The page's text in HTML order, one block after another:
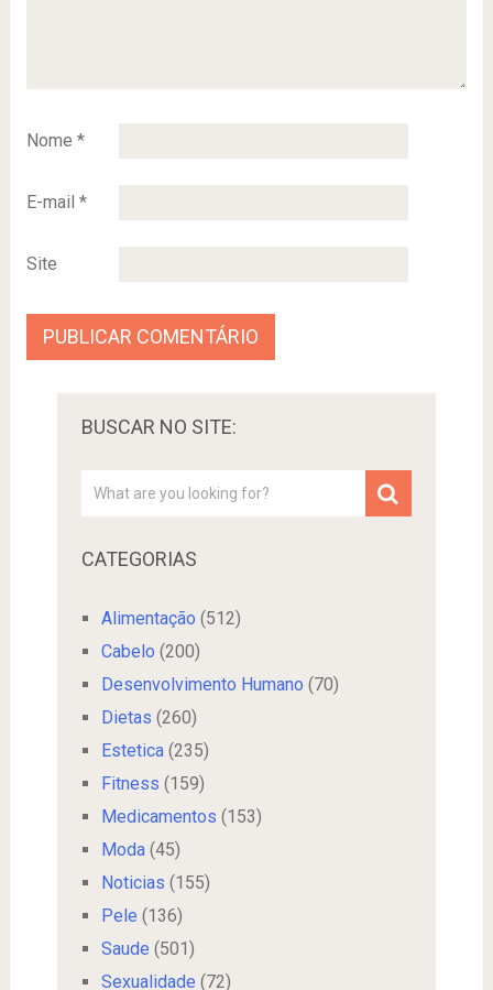
Nome *
E-mail *
Site
BUSCAR NO SITE:
CATEGORIAS
Alimentação (512)
Cabelo (200)
Desenvolvimento Humano (70)
Dietas (260)
Estetica(235)
Fitness (159)
Medicamentos (153)
Moda(45)
Noticias (155)
Pele (136)
Saude (501)
Sexualidade (72)